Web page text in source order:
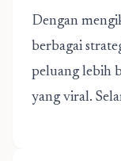
Dengan
berbagai
peluang lebih
yang viral.